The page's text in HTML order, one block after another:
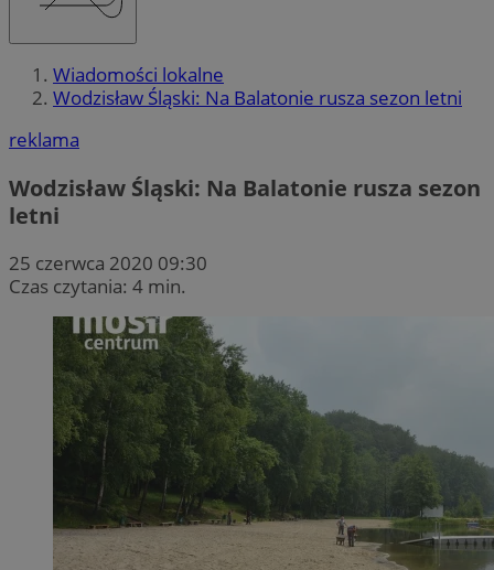
Wiadomości lokalne
Wodzisław Śląski: Na Balatonie rusza sezon letni
reklama
Wodzisław Śląski: Na Balatonie rusza sezon
letni
25 czerwca 2020 09:30
Czas czytania: 4 min.